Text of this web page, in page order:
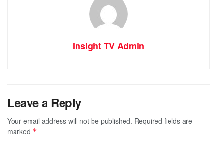
Insight TV Admin
Leave a Reply
Your email address will not be published. Required fields are
marked *